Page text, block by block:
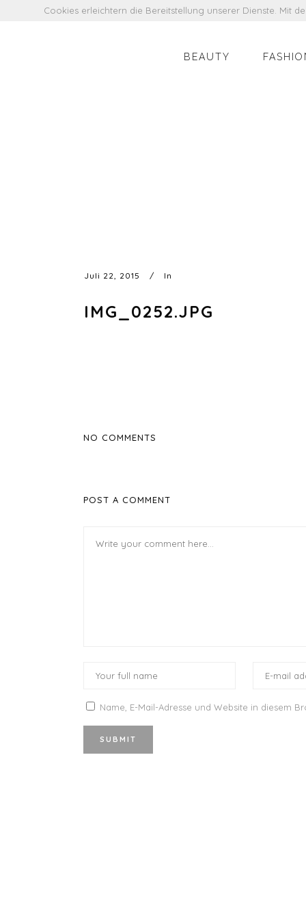
BEAUTY
Juli 22, 2015 In
IMG_0252.JPG
NO COMMENTS
POST A COMMENT
Name, E-Mail-Adresse und Website in diesem
Cookies erleichtern die Bereitstellung unserer Dienste. Mit